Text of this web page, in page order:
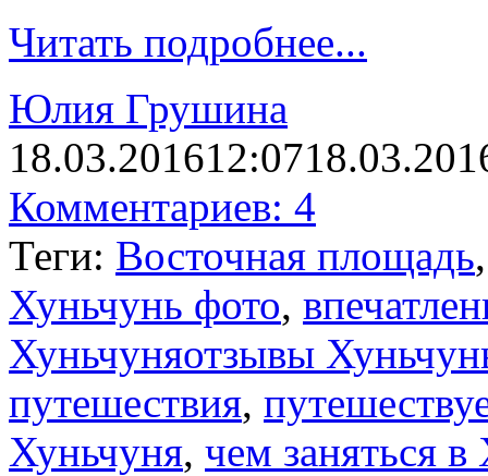
Читать подробнее...
Юлия Грушина
18.03.201612:07
Комментариев: 4
Теги: Восточная площадь
Хуньчунь фото,
Хуньчуняотзывы
путешествия,
Хуньчуня, чем заняться в